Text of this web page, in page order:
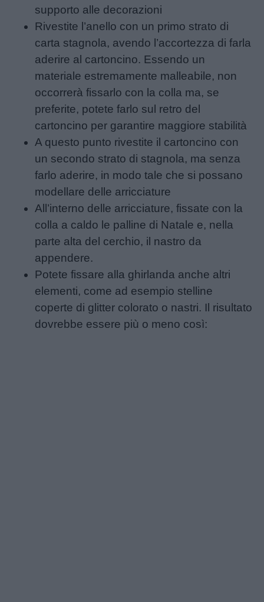
supporto alle decorazioni
Rivestite l’anello con un primo strato di
carta stagnola, avendo l’accortezza di farla
aderire al cartoncino. Essendo un
materiale estremamente malleabile, non
occorrerà fissarlo con la colla ma, se
preferite, potete farlo sul retro del
cartoncino per garantire maggiore stabilità
A questo punto rivestite il cartoncino con
un secondo strato di stagnola, ma senza
farlo aderire, in modo tale che si possano
modellare delle arricciature
All’interno delle arricciature, fissate con la
colla a caldo le palline di Natale e, nella
parte alta del cerchio, il nastro da
appendere.
Potete fissare alla ghirlanda anche altri
elementi, come ad esempio stelline
coperte di glitter colorato o nastri. Il risultato
dovrebbe essere più o meno così: